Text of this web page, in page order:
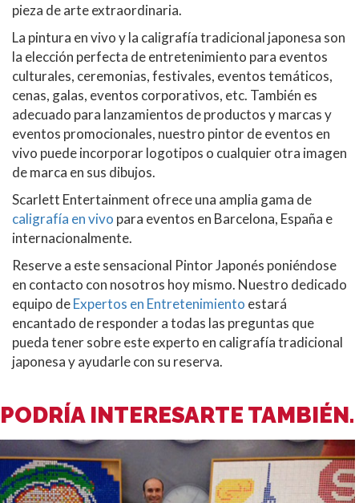
pieza de arte extraordinaria.
La pintura en vivo y la caligrafía tradicional japonesa son
la elección perfecta de entretenimiento para eventos
culturales, ceremonias, festivales, eventos temáticos,
cenas, galas, eventos corporativos, etc. También es
adecuado para lanzamientos de productos y marcas y
eventos promocionales, nuestro pintor de eventos en
vivo puede incorporar logotipos o cualquier otra imagen
de marca en sus dibujos.
Scarlett Entertainment ofrece una amplia gama de
caligrafía en vivo para eventos en Barcelona, España e
internacionalmente.
Reserve a este sensacional Pintor Japonés poniéndose
en contacto con nosotros hoy mismo. Nuestro dedicado
equipo deExpertos en Entretenimiento estará
encantado de responder a todas las preguntas que
pueda tener sobre este experto en caligrafía tradicional
japonesa y ayudarle con su reserva.
PODRÍA INTERESARTE TAMBIÉN.